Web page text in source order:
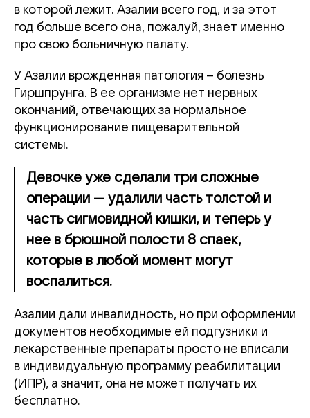
в которой лежит. Азалии всего год, и за этот
год больше всего она, пожалуй, знает именно
про свою больничную палату.
У Азалии врожденная патология – болезнь
Гиршпрунга. В ее организме нет нервных
окончаний, отвечающих за нормальное
функционирование пищеварительной
системы.
Девочке уже сделали три сложные
операции — удалили часть толстой и
часть сигмовидной кишки, и теперь у
нее в брюшной полости 8 спаек,
которые в любой момент могут
воспалиться.
Азалии дали инвалидность, но при оформлении
документов необходимые ей подгузники и
лекарственные препараты просто не вписали
в индивидуальную программу реабилитации
(ИПР), а значит, она не может получать их
бесплатно.